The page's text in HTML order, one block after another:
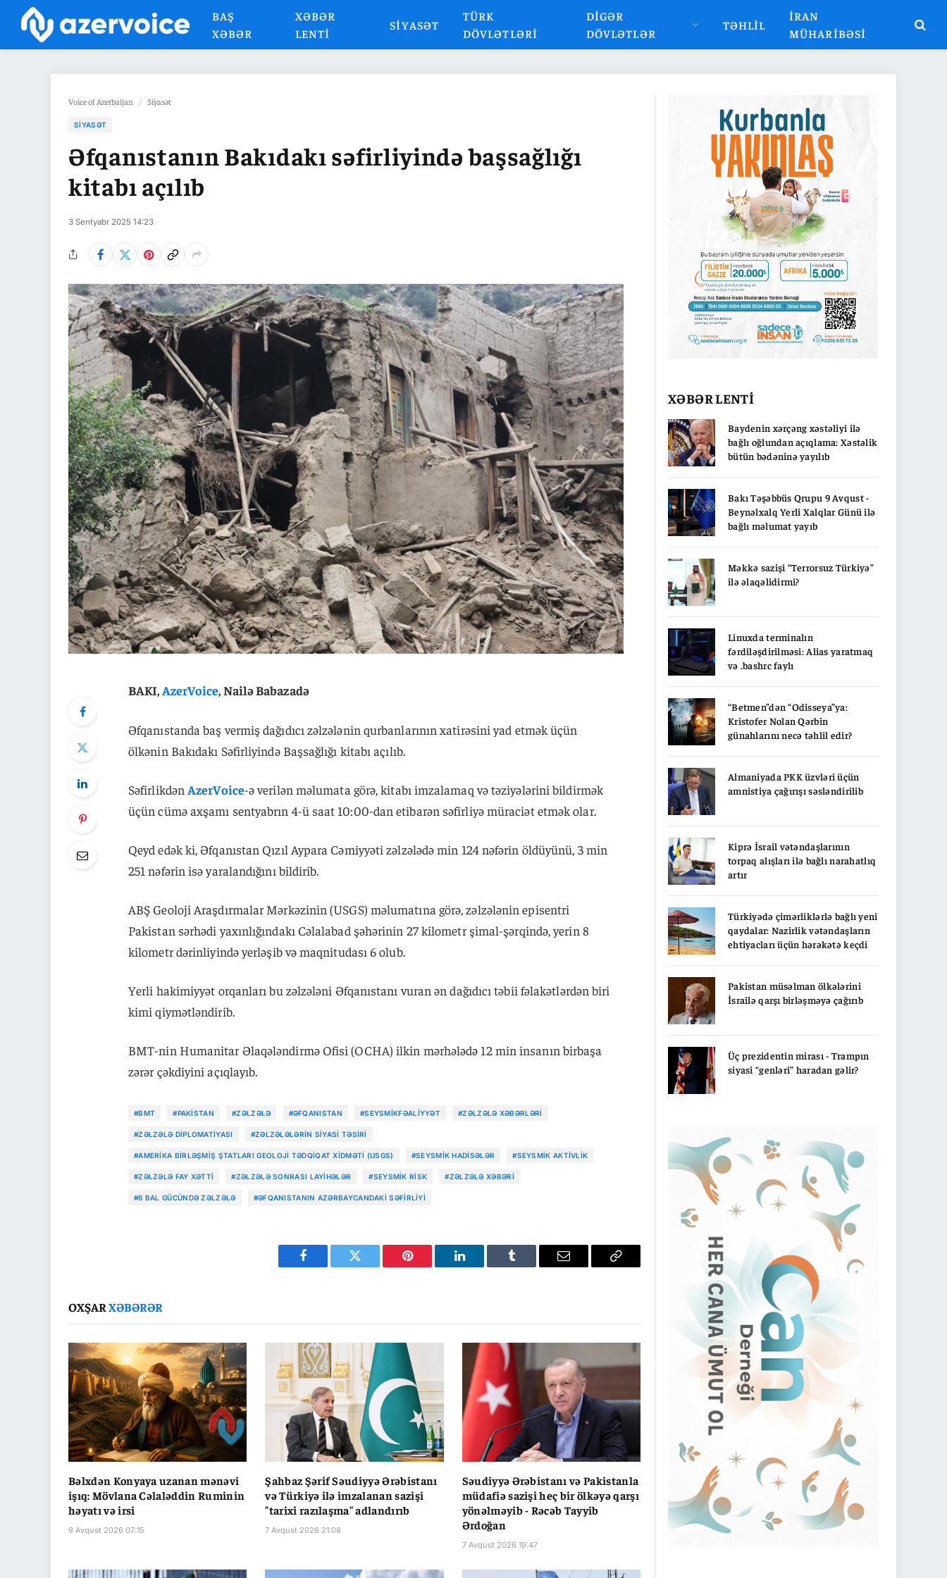
BAŞ
XƏBƏR
XƏBƏR
LENTI
SIYASƏT
TÜRK
DÖVLƏTLƏRI
DIGƏR
DÖVLƏTLƏR
TƏHLIL
İRAN
MÜHARIBƏSI
Voice of Azerbaijan / Siyasət
SIYASƏT
Əfqanıstanın Bakıdakı səfirliyində başsağlığı
kitabı açılıb
3 Sentyabr 2025 14:23
BAKI,AzerVoice, Nailə Babazadə
Əfqanıstanda baş vermiş dağıdıcı zəlzələnin qurbanlarının xatirəsini yad etmək üçün
ölkənin Bakıdakı Səfirliyində Başsağlığı kitabı açılıb.
SəfirlikdənAzerVoice-ə verilən məlumata görə, kitabı imzalamaq və təziyələrini bildirmək
üçün cümə axşamı sentyabrın 4-ü saat 10:00-dan etibarən səfirliyə müraciət etmək olar.
Qeyd edək ki, Əfqanıstan Qızıl Aypara Cəmiyyəti zəlzələdə min 124 nəfərin öldüyünü, 3 min
251 nəfərin isə yaralandığını bildirib.
ABŞ Geoloji Araşdırmalar Mərkəzinin (USGS) məlumatına görə, zəlzələnin episentri
Pakistan sərhədi yaxınlığındakı Cəlalabad şəhərinin 27 kilometr şimal-şərqində, yerin 8
kilometr dərinliyində yerləşib və maqnitudası 6 olub.
Yerli hakimiyyət orqanları bu zəlzələni Əfqanıstanı vuran ən dağıdıcı təbii fəlakətlərdən biri
kimi qiymətləndirib.
BMT-nin Humanitar Əlaqələndirmə Ofisi (OCHA) ilkin mərhələdə 12 min insanın birbaşa
zərər çəkdiyini açıqlayıb.
#BMT #PAKISTAN #ZƏLZƏLƏ #ƏFQANISTAN #SEYSMIKFƏALIYYƏT #ZƏLZƏLƏ XƏBƏRLƏRI
#ZƏLZƏLƏ DIPLOMATIYASI #ZƏLZƏLƏLƏRIN SIYASI TƏSIRI
#AMERIKA BIRLƏŞMIŞ ŞTATLARI GEOLOJI TƏDQIQAT XIDMƏTI (USGS) #SEYSMIK HADISƏLƏR #SEYSMIK AKTIVLIK
#ZƏLZƏLƏ FAY XƏTTI #ZƏLZƏLƏ SONRASI LAYIHƏLƏR #SEYSMIK RISK #ZƏLZƏLƏ XƏBƏRI
#6 BAL GÜCÜNDƏ ZƏLZƏLƏ #ƏFQANISTANIN AZƏRBAYCANDAKI SƏFIRLIYI
Facebook Twitter Pinterest LinkedIn Tumblr Email
Copy
OXŞARXƏBƏRƏR
Bəlxdən Konyaya uzanan mənəvi
işıq: Mövlana Cəlaləddin Ruminin
həyatı və irsi
9 Avqust 2026 07:15
Şahbaz Şərif Səudiyyə Ərəbistanı
və Türkiyə ilə imzalanan sazişi
"tarixi razılaşma" adlandırıb
7 Avqust 2026 21:08
Səudiyyə Ərəbistanı və Pakistanla
müdafiə sazişi heç bir ölkəyə qarşı
yönəlməyib - Rəcəb Tayyib
Ərdoğan
7 Avqust 2026 19:47
XƏBƏR LENTİ
Baydenin xərçəng xəstəliyi ilə
bağlı oğlundan açıqlama: Xəstəlik
bütün bədəninə yayılıb
Bakı Təşəbbüs Qrupu 9 Avqust -
Beynəlxalq Yerli Xalqlar Günü ilə
bağlı məlumat yayıb
Məkkə sazişi “Terrorsuz Türkiyə”
ilə əlaqəlidirmi?
Linuxda terminalın
fərdiləşdirilməsi: Alias yaratmaq
və .bashrc faylı
“Betmen”dən “Odisseya”ya:
Kristofer Nolan Qərbin
günahlarını necə təhlil edir?
Almaniyada PKK üzvləri üçün
amnistiya çağırışı səsləndirilib
Kiprə İsrail vətəndaşlarının
torpaq alışları ilə bağlı narahatlıq
artır
Türkiyədə çimərliklərlə bağlı yeni
qaydalar: Nazirlik vətəndaşların
ehtiyacları üçün hərəkətə keçdi
Pakistan müsəlman ölkələrini
İsrailə qarşı birləşməyə çağırıb
Üç prezidentin mirası - Trampın
siyasi “genləri” haradan gəlir?